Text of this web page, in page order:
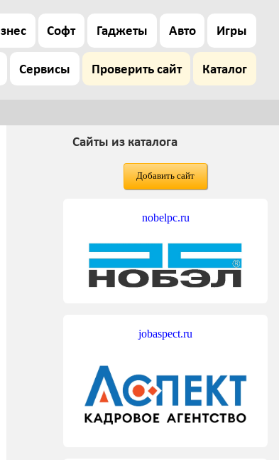
Софт Гаджеты Авто Игры
Сервисы Проверить сайт Каталог
Сайты из каталога
Добавить сайт
nobelpc.ru
jobaspect.ru